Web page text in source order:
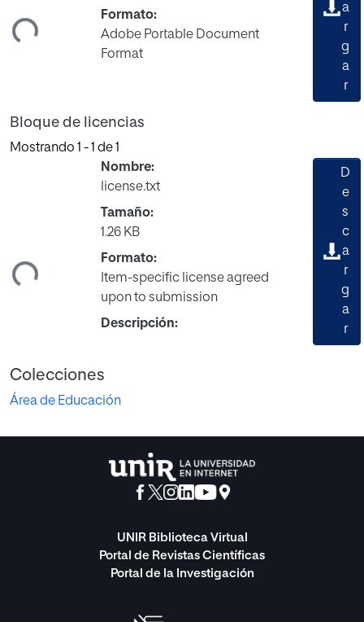
Formato:
Adobe Portable Document
Format
a
r
g
a
r
Bloque de licencias
Mostrando 1 - 1 de 1
Nombre:
license.txt
Tamaño:
1.26 KB
Formato:
Item-specific license agreed
upon to submission
Descripción:
D
e
s
c
a
r
g
a
r
Colecciones
Área de Educación
UNIR Biblioteca Virtual
Portal de Revistas Científicas
Portal de la Investigación